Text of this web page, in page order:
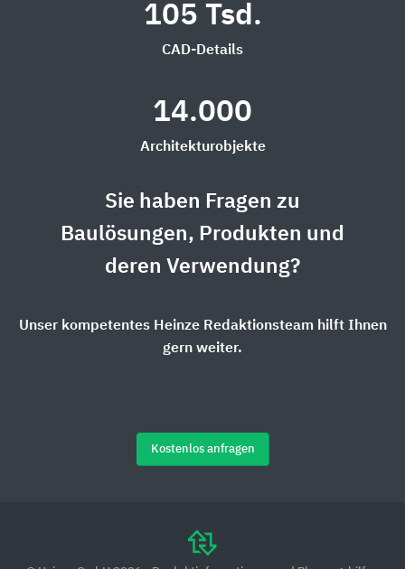
105 Tsd.
CAD-Details
14.000
Architekturobjekte
Sie haben Fragen zu
Baulösungen, Produkten und
deren Verwendung?
Unser kompetentes Heinze Redaktionsteam hilft Ihnen
gern weiter.
Kostenlos anfragen